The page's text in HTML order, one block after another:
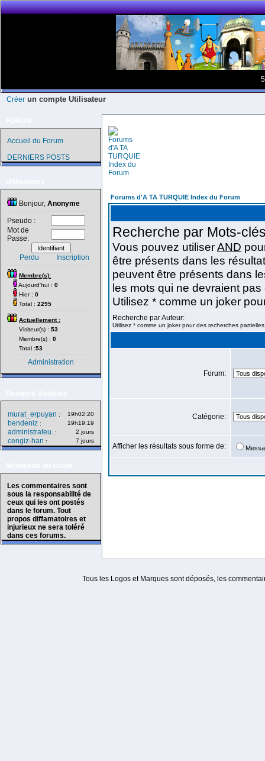
Créer un compte Utilisateur
Accueil du Forum
DERNIERS POSTS
Bonjour, Anonyme
Pseudo :
Mot de
Passe:
Perdu Inscription
Membre(s):
Aujourd'hui : 0
Hier : 0
Total : 2295
Actuellement :
Visiteur(s) : 53
Membre(s) : 0
Total :53
Administration
murat_erpuyan : 19h02:20
bendeniz : 19h19:19
administrateu. : 2 jours
cengiz-han : 7 jours
Les commentaires sont
sous la responsabilité de
ceux qui les ont postés
dans le forum. Tout
propos diffamatoires et
injurieux ne sera toléré
dans ces forums.
Forums d'A TA TURQUIE Index du Forum
Recherche par Mots-
Vous pouvez utiliserAND
être présents dans les
peuvent être présents dans
les mots qui ne devraient
Utilisez * comme un joker
Recherche par Auteur:
Utilisez * comme un joker pour des recherches partielles
Forum:
Catégorie:
Afficher les résultats sous forme de:
Tous les Logos et Marques sont déposés, les